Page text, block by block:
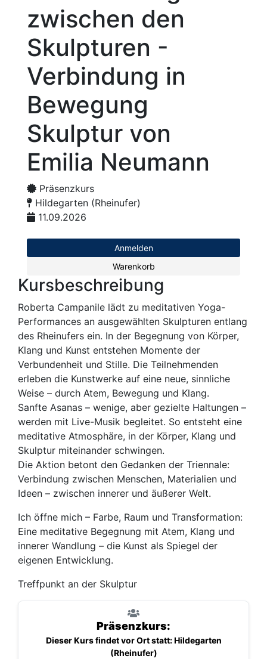
zwischen den
Skulpturen -
Verbindung in
Bewegung
Skulptur von
Emilia Neumann
Präsenzkurs
Hildegarten (Rheinufer)
11.09.2026
Anmelden
Warenkorb
Kursbeschreibung
Roberta Campanile lädt zu meditativen Yoga-
Performances an ausgewählten Skulpturen entlang
des Rheinufers ein. In der Begegnung von Körper,
Klang und Kunst entstehen Mo­mente der
Verbundenheit und Stille. Die Teil­nehmenden
erleben die Kunstwerke auf eine neue, sinnliche
Weise – durch Atem, Bewe­gung und Klang.
Sanfte Asanas – wenige, aber gezielte Haltun­gen –
werden mit Live-Musik begleitet. So entsteht eine
meditative Atmosphäre, in der Körper, Klang und
Skulptur miteinander schwingen.
Die Aktion betont den Gedanken der Trien­nale:
Verbindung zwischen Menschen, Mate­rialien und
Ideen – zwischen innerer und äußerer Welt.
Ich öffne mich – Farbe, Raum und Transformation:
Eine meditative Begegnung mit Atem, Klang und
innerer Wandlung – die Kunst als Spiegel der
eigenen Entwicklung.
Treffpunkt an der Skulptur
Präsenzkurs:
Dieser Kurs findet vor Ort statt: Hildegarten
(Rheinufer)